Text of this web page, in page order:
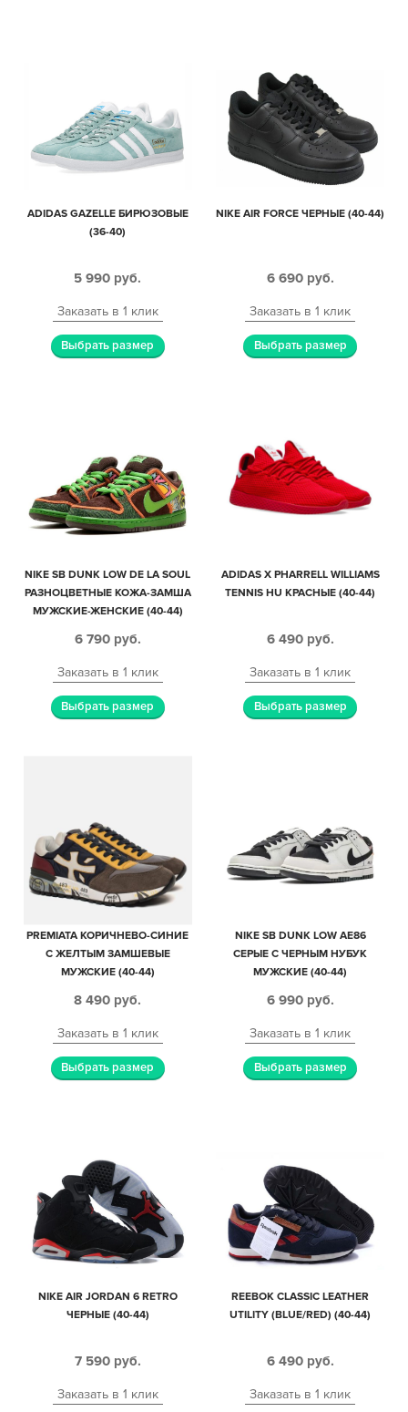
ADIDAS GAZELLE БИРЮЗОВЫЕ
(36-40)
5 990 руб.
Заказать в 1 клик
Выбрать размер
NIKE AIR FORCE ЧЕРНЫЕ (40-44)
6 690 руб.
Заказать в 1 клик
Выбрать размер
NIKE SB DUNK LOW DE LA SOUL
РАЗНОЦВЕТНЫЕ КОЖА-ЗАМША
МУЖСКИЕ-ЖЕНСКИЕ (40-44)
6 790 руб.
Заказать в 1 клик
Выбрать размер
ADIDAS X PHARRELL WILLIAMS
TENNIS HU КРАСНЫЕ (40-44)
6 490 руб.
Заказать в 1 клик
Выбрать размер
PREMIATA КОРИЧНЕВО-СИНИЕ
С ЖЕЛТЫМ ЗАМШЕВЫЕ
МУЖСКИЕ (40-44)
8 490 руб.
Заказать в 1 клик
Выбрать размер
NIKE SB DUNK LOW AE86
СЕРЫЕ С ЧЕРНЫМ НУБУК
МУЖСКИЕ (40-44)
6 990 руб.
Заказать в 1 клик
Выбрать размер
NIKE AIR JORDAN 6 RETRO
ЧЕРНЫЕ (40-44)
7 590 руб.
Заказать в 1 клик
REEBOK CLASSIC LEATHER
UTILITY (BLUE/RED) (40-44)
6 490 руб.
Заказать в 1 клик